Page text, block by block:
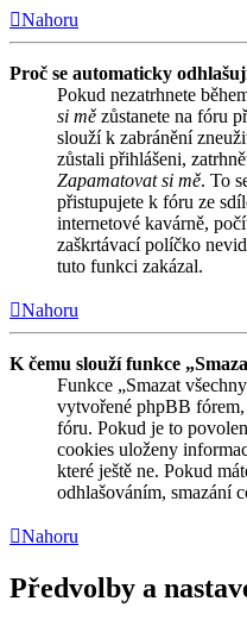
Nahoru
Proč se automaticky
Pokud nezatrhnete
si mě zůstanete na fóru
slouží k zabránění
zůstali přihlášeni,
Zapamatovat si mě. To
přistupujete k fóru ze
internetové kavárně,
zaškrtávací políčko
tuto funkci zakázal.
Nahoru
K čemu slouží funkce
Funkce „Smazat
vytvořené phpBB
fóru. Pokud je to
cookies uloženy
které ještě ne. Pokud
odhlašováním, smazání
Nahoru
Předvolby a